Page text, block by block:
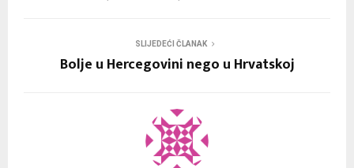
SLIJEDEĆI ČLANAK
Bolje u Hercegovini nego u Hrvatskoj